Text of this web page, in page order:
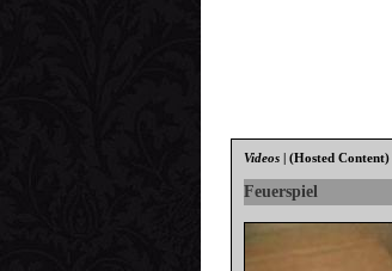
Videos |(Hosted Content)
Feuerspiel